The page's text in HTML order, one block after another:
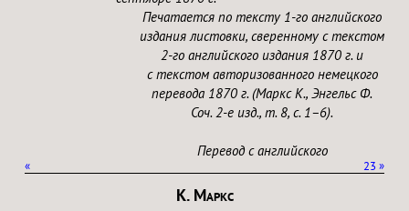
Печатается по тексту 1-го английского
издания листовки, сверенному с текстом
2-го английского издания 1870 г. и
с текстом авторизованного немецкого
перевода 1870 г. (Маркс К., Энгельс Ф.
Соч. 2-е изд., т. 8, с. 1–6).
Перевод с английского
« »
23
К. Маркс